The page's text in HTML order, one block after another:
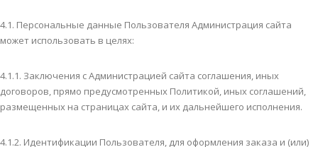
4.1. Персональные данные Пользователя Администрация сайта
может использовать в целях:
4.1.1. Заключения с Администрацией сайта соглашения, иных
договоров, прямо предусмотренных Политикой, иных соглашений,
размещенных на страницах сайта, и их дальнейшего исполнения.
4.1.2. Идентификации Пользователя, для оформления заказа и (или)